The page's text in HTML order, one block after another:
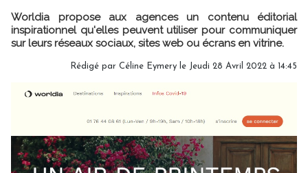
Worldia propose aux agences un contenu éditorial
inspirationnel qu'elles peuvent utiliser pour communiquer
sur leurs réseaux sociaux, sites web ou écrans en vitrine.
Rédigé par Céline Eymery le Jeudi 28 Avril 2022 à 14:45